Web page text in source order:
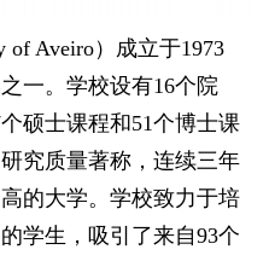
of Aveiro）成立于1973
一。学校设有16个院
硕士课程和51个博士课
究质量著称，连续三年
的大学。学校致力于培
学生，吸引了来自93个